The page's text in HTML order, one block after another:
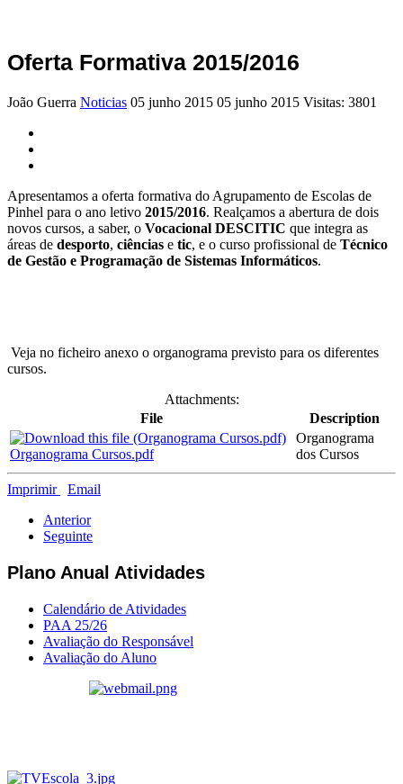
Oferta Formativa 2015/2016
João Guerra Noticias 05 junho 2015 05 junho 2015 Visitas: 3801
Apresentamos a oferta formativa do Agrupamento de Escolas de
Pinhel para o ano letivo 2015/2016. Realçamos a abertura de dois
novos cursos, a saber, o Vocacional DESCITIC que integra as
áreas de desporto, ciências e tic, e o curso profissional de Técnico
de Gestão e Programação de Sistemas Informáticos.
Veja no ficheiro anexo o organograma previsto para os diferentes
cursos.
Attachments:
File
Description
Organograma Cursos.pdf
Organograma
dos Cursos
Imprimir
Email
Anterior
Seguinte
Plano Anual Atividades
Calendário de Atividades
PAA 25/26
Avaliação do Responsável
Avaliação do Aluno